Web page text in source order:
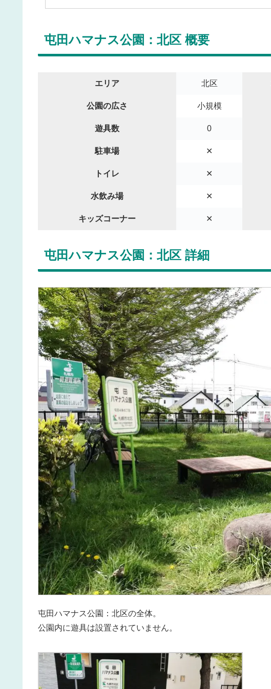
屯田ハマナス公園：北区 概要
エリア 北区
公園の広さ 小規模
遊具数 0
駐車場 ✕
トイレ ✕
水飲み場 ✕
キッズコーナー ✕
屯田ハマナス公園：北区 詳細
屯田ハマナス公園：北区の全体。
公園内に遊具は設置されていません。